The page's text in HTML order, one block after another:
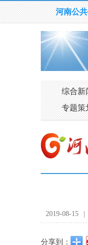
河南公
综合新
专题策
2019-08-15
分享到：